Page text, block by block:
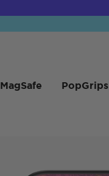
MagSafe PopGrips